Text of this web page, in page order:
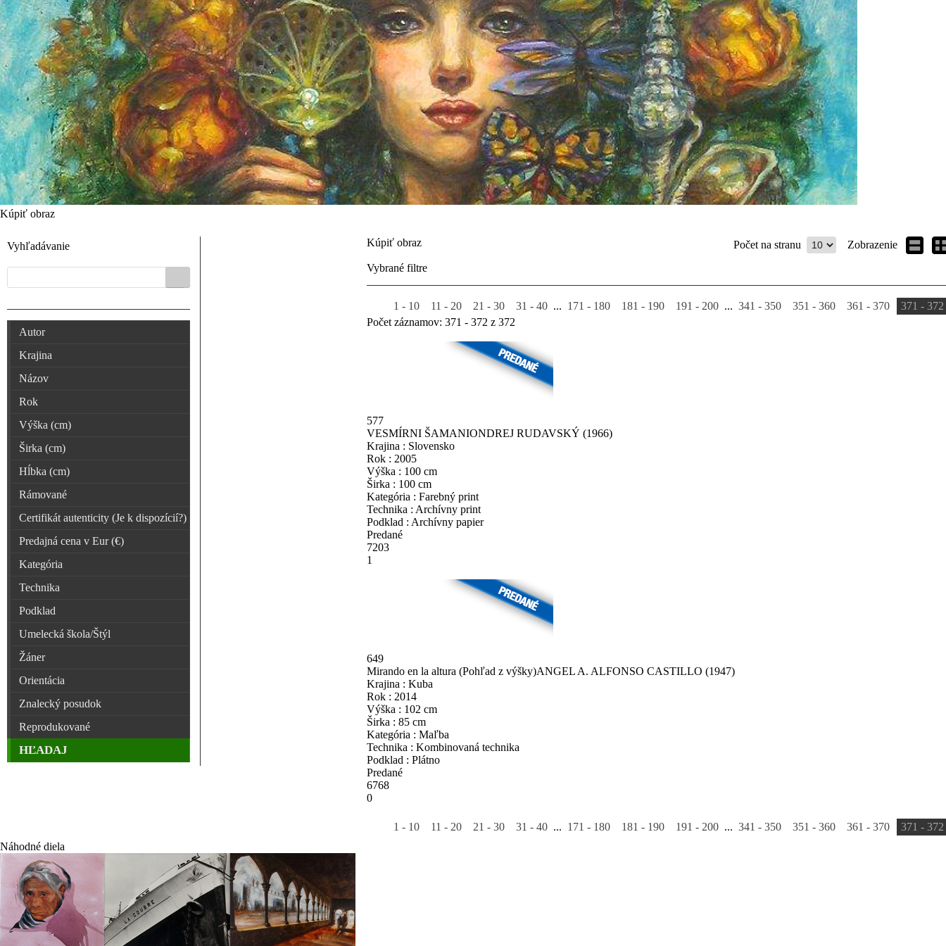
Kúpiť obraz
Vyhľadávanie
Autor
Krajina
Názov
Rok
Výška (cm)
Širka (cm)
Hĺbka (cm)
Rámované
Certifikát autenticity (Je k dispozícií?)
Predajná cena v Eur (€)
Kategória
Technika
Podklad
Umelecká škola/Štýl
Žáner
Orientácia
Znalecký posudok
Reprodukované
HĽADAJ
Kúpiť obraz
Vybrané filtre
Počet na stranu Zobrazenie
1 - 10 11 - 20 21 - 30 31 - 40 ... 171 - 180 181 - 190 191 - 200 ... 341 - 350 351 - 360 361 - 370
371 - 372
Počet záznamov: 371 - 372 z 372
577
VESMÍRNI ŠAMANIONDREJ RUDAVSKÝ (1966)
Krajina : Slovensko
Rok : 2005
Výška : 100 cm
Širka : 100 cm
Kategória : Farebný print
Technika : Archívny print
Podklad : Archívny papier
Predané
7203
1
649
Mirando en la altura (Pohľad z výšky)ANGEL A. ALFONSO CASTILLO (1947)
Krajina : Kuba
Rok : 2014
Výška : 102 cm
Širka : 85 cm
Kategória : Maľba
Technika : Kombinovaná technika
Podklad : Plátno
Predané
6768
0
1 - 10 11 - 20 21 - 30 31 - 40 ... 171 - 180 181 - 190 191 - 200 ... 341 - 350 351 - 360 361 - 370
371 - 372
Náhodné diela